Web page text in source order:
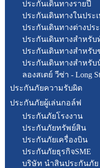
ประกันเดินทางรายปี
ประกันเดินทางในประ
ประกันเดินทางต่างปร
ประกันเดินทางสำหรับ
ประกันเดินทางสำหรับ
ประกันเดินทางสำหรั
ลองสเตย์ วีซ่า - Long
ประกันภัยความรับผิด
ประกันภัยผู้เล่นกอล์ฟ
ประกันภัยโรงงาน
ประกันภัยทรัพย์สิน
ประกันภัยเครื่องบิน
ประกันภัยธุรกิจSME
บริษัท นำสินประกันภัย